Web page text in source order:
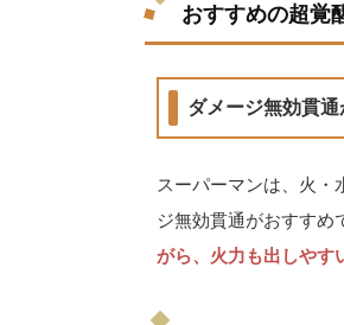
おすすめの超覚
ダメージ無効貫
スーパーマンは、火・
ジ無効貫通がおすすめ
がら、火力も出しやす